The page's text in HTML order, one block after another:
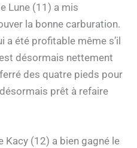
Lune (11) a mis
la bonne carburation.
a été profitable même s’il
désormais nettement
des quatre pieds pour
prêt à refaire
Kacy (12) a bien gagné le